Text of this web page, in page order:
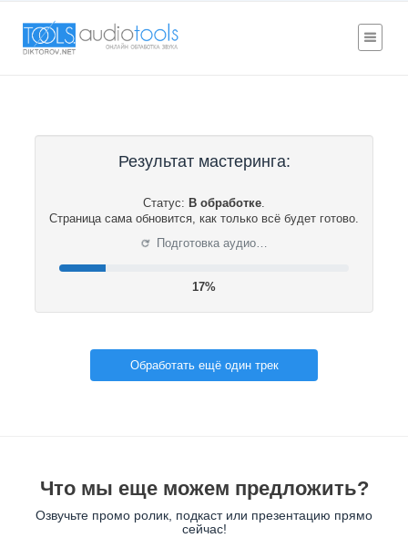
Результат мастеринга:
Статус: В обработке.
Страница сама обновится, как только всё будет готово.
⟳ Подготовка аудио…
17%
Обработать ещё один трек
Что мы еще можем предложить?
Озвучьте промо ролик, подкаст или презентацию прямо
сейчас!